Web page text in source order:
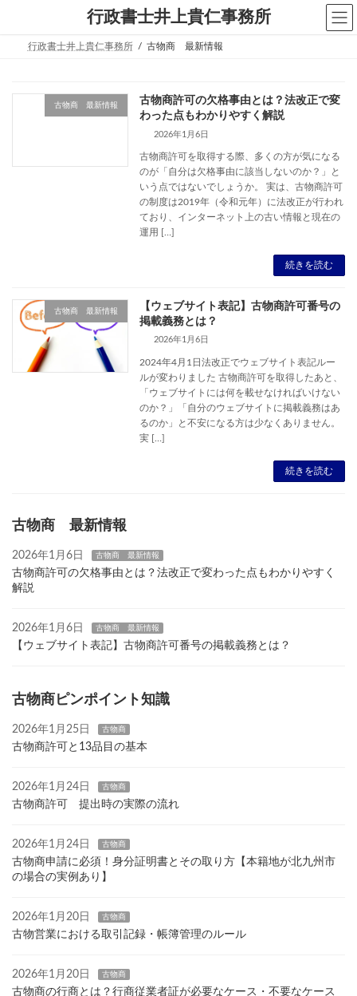
行政書士井上貴仁事務所
行政書士井上貴仁事務所 古物商 最新情報
古物商 最新情報
古物商許可の欠格事由とは？法改正で変
わった点もわかりやすく解説
2026年1月6日
古物商許可を取得する際、多くの方が気になる
のが「自分は欠格事由に該当しないのか？」と
いう点ではないでしょうか。 実は、古物商許可
の制度は2019年（令和元年）に法改正が行われ
ており、インターネット上の古い情報と現在の
運用 […]
続きを読む
古物商 最新情報
【ウェブサイト表記】古物商許可番号の
掲載義務とは？
2026年1月6日
2024年4月1日法改正でウェブサイト表記ルー
ルが変わりました 古物商許可を取得したあと、
「ウェブサイトには何を載せなければいけない
のか？」「自分のウェブサイトに掲載義務はあ
るのか」と不安になる方は少なくありません。
実 […]
続きを読む
古物商 最新情報
2026年1月6日 古物商 最新情報
古物商許可の欠格事由とは？法改正で変わった点もわかりやすく
解説
2026年1月6日 古物商 最新情報
【ウェブサイト表記】古物商許可番号の掲載義務とは？
古物商ピンポイント知識
2026年1月25日 古物商
古物商許可と13品目の基本
2026年1月24日 古物商
古物商許可 提出時の実際の流れ
2026年1月24日 古物商
古物商申請に必須！身分証明書とその取り方【本籍地が北九州市
の場合の実例あり】
2026年1月20日 古物商
古物営業における取引記録・帳簿管理のルール
2026年1月20日 古物商
古物商の行商とは？行商従業者証が必要なケース・不要なケース